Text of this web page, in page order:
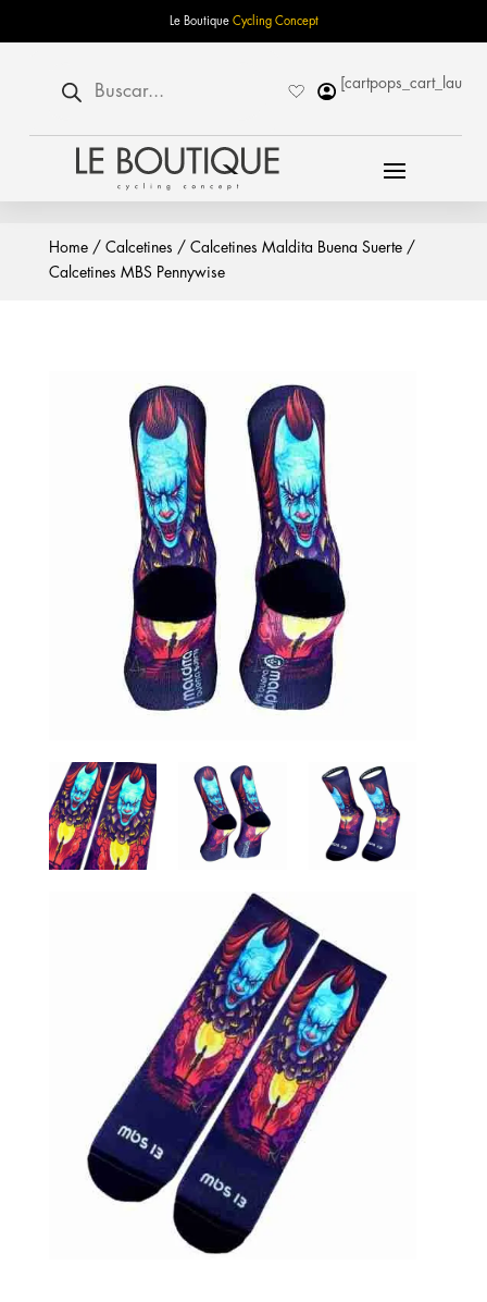
Le Boutique Cycling Concept
productos
Home/ Calcetines / Calcetines Maldita Buena Suerte/
Calcetines MBS Pennywise